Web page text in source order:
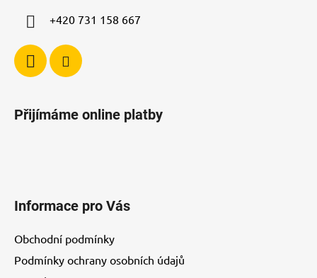
+420 731 158 667
Přijímáme online platby
Informace pro Vás
Obchodní podmínky
Podmínky ochrany osobních údajů